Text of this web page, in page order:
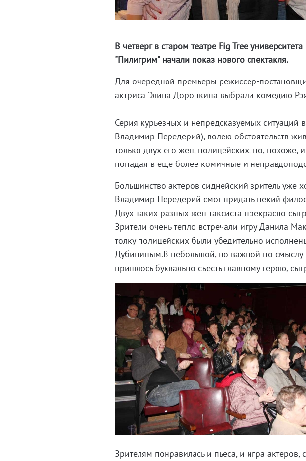
В четверг в старом театре Fig Tree
"Пилигрим" начали показ нового спектакля.
Для очередной премьеры режиссер-
актриса Элина Доронкина выбрали комедию
Серия курьезных и непредсказуемых ситуаций
Владимир Передерий), волею обстоятельств
только двух его жен, полицейских, но, похоже,
попадая в еще более комичные и
Большинство актеров сиднейский зритель уже
Владимир Передерий смог придать некий
Двух таких разных жен таксиста прекрасно
Зрители очень тепло встречали игру Данила
толку полицейских были убедительно
Дубининым.В небольшой, но важной по смыслу
пришлось буквально съесть главному герою,
Зрителям понравилась и пьеса, и игра